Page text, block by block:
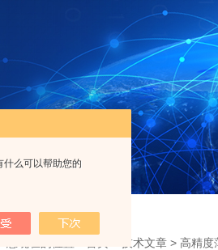
什么可以帮助您的
技术文章 > 高精度